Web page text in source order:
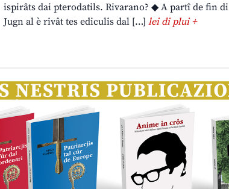
ispirâts dai pterodatils. Rivarano? ◆ A partî de fin di
Jugn al è rivât tes ediculis dal […] lei di plui +